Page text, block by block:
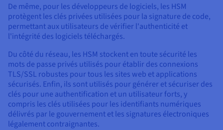
De même, pour les développeurs de logiciels, les HSM
protègent les clés privées utilisées pour la signature de code,
permettant aux utilisateurs de vérifier l'authenticité et
l'intégrité des logiciels téléchargés.
Du côté du réseau, les HSM stockent en toute sécurité les
mots de passe privés utilisés pour établir des connexions
TLS/SSL robustes pour tous les sites web et applications
sécurisés. Enfin, ils sont utilisés pour générer et sécuriser des
clés pour une authentification et un utilisateur forts, y
compris les clés utilisées pour les identifiants numériques
délivrés par le gouvernement et les signatures électroniques
légalement contraignantes.